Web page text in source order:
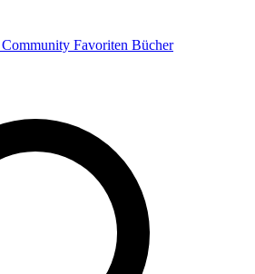
Community Favoriten Bücher